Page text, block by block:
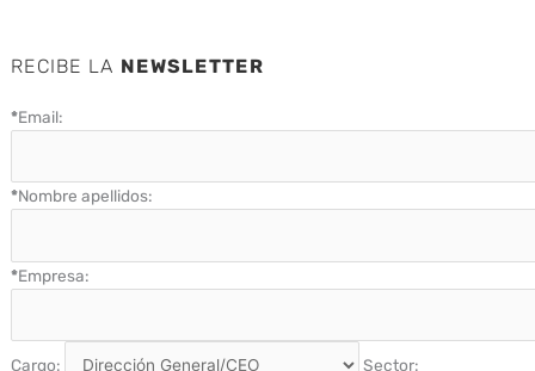
RECIBE LA NEWSLETTER
*Email:
*Nombre apellidos:
*Empresa:
Cargo: Sector: